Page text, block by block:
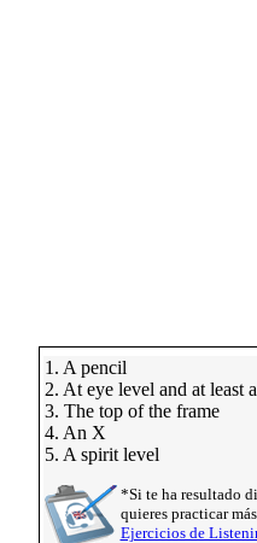
1. A pencil
2. At eye level and at least
3. The top of the frame
4. An X
5. A spirit level
*Si te ha resultado
quieres practicar
Ejercicios de